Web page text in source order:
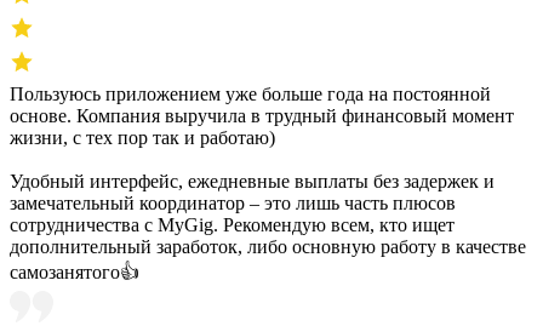
Пользуюсь приложением уже больше года на постоянной
основе. Компания выручила в трудный финансовый момент
жизни, с тех пор так и работаю)
Удобный интерфейс, ежедневные выплаты без задержек и
замечательный координатор – это лишь часть плюсов
сотрудничества с MyGig. Рекомендую всем, кто ищет
дополнительный заработок, либо основную работу в качестве
самозанятого👍